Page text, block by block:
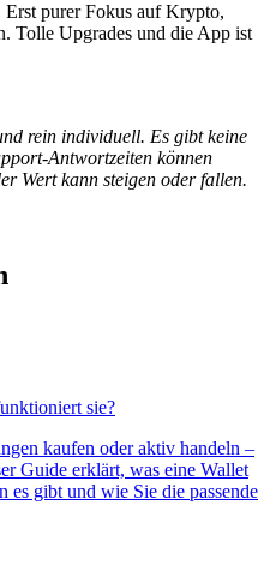
Erst purer Fokus auf Krypto,
Tolle Upgrades und die App ist
rein individuell. Es gibt keine
Antwortzeiten können
Wert kann steigen oder fallen.
sie?
kaufen oder aktiv handeln –
Guide erklärt, was eine Wallet
gibt und wie Sie die passende